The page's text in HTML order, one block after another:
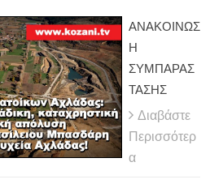
ΑΝΑΚΟΙΝΩΣ
Η
ΣΥΜΠΑΡΑΣ
ΤΑΣΗΣ
Διαβάστε
Περισσότερ
α